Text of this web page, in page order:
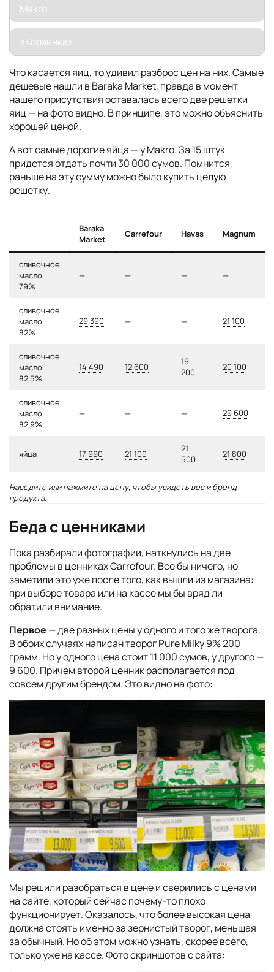
Makro
«Корзинка»
Что касается яиц, то удивил разброс цен на них. Самые
дешевые нашли в Baraka Market, правда в момент
нашего присутствия оставалась всего две решетки
яиц — на фото видно. В принципе, это можно объяснить
хорошей ценой.
А вот самые дорогие яйца — у Makro. За 15 штук
придется отдать почти 30 000 сумов. Помнится,
раньше на эту сумму можно было купить целую
решетку.
Baraka
Market
Carrefour Havas Magnum
сливочное
масло
79%
— — — —
сливочное
масло
82%
29 390 — — 21 100
сливочное
масло
82,5%
14 490 12 600
19
200
20 100
сливочное
масло
82,9%
— — — 29 600
яйца 17 990 21 100
21
500
21 800
Наведите или нажмите на цену, чтобы увидеть вес и бренд
продукта.
Беда с ценниками
Пока разбирали фотографии, наткнулись на две
проблемы в ценниках Carrefour. Все бы ничего, но
заметили это уже после того, как вышли из магазина:
при выборе товара или на кассе мы бы вряд ли
обратили внимание.
Первое — две разных цены у одного и того же творога.
В обоих случаях написан творог Pure Milky 9% 200
грамм. Но у одного цена стоит 11 000 сумов, у другого —
9 600. Причем второй ценник располагается под
совсем другим брендом. Это видно на фото:
Мы решили разобраться в цене и сверились с ценами
на сайте, который сейчас почему-то плохо
функционирует. Оказалось, что более высокая цена
должна стоять именно за зернистый творог, меньшая
за обычный. Но об этом можно узнать, скорее всего,
только уже на кассе. Фото скриншотов с сайта: